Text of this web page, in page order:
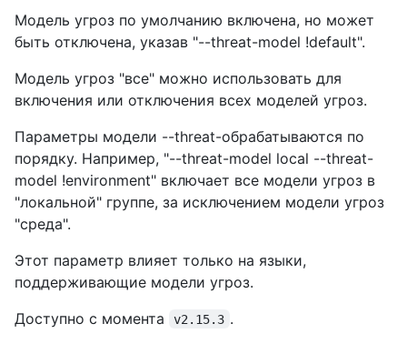
Модель угроз по умолчанию включена, но может
быть отключена, указав "--threat-model !default".
Модель угроз "все" можно использовать для
включения или отключения всех моделей угроз.
Параметры модели --threat-обрабатываются по
порядку. Например, "--threat-model local --threat-
model !environment" включает все модели угроз в
"локальной" группе, за исключением модели угроз
"среда".
Этот параметр влияет только на языки,
поддерживающие модели угроз.
Доступно с момента
v2.15.3 .